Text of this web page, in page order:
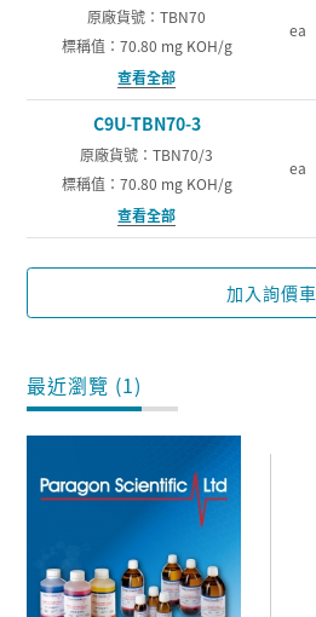
原廠貨號：TBN70
標稱值：70.80 mg KOH/g
查看全部
ea
C9U-TBN70-3
原廠貨號：TBN70/3
標稱值：70.80 mg KOH/g
查看全部
ea
加入詢價車
最近瀏覽 (1)